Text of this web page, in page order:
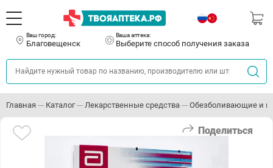
Ваш город:
Благовещенск
Ваша аптека:
Выберите способ получения заказа
Главная Каталог Лекарственные средства Обезболивающие и
Поделиться